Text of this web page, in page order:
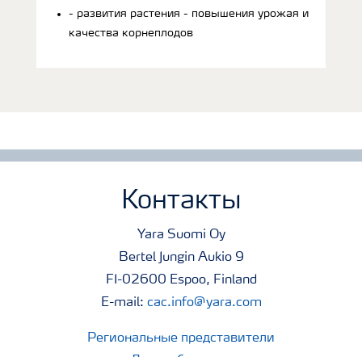
- развития растения - повышения урожая и
качества корнеплодов
Контакты
Yara Suomi Oy
Bertel Jungin Aukio 9
FI-02600 Espoo, Finland
E-mail: cac.info@yara.com
Региональные представители